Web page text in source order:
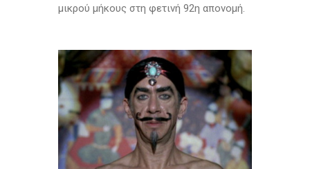
μικρού μήκους στη φετινή 92η απονομή.